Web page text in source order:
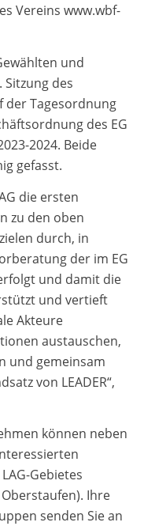
Vereins www.wbf-
und
des
der Tagesordnung
des EG
2024. Beide
gefasst.
die ersten
zu den oben
durch, in
der im EG
und damit die
und vertieft
Akteure
austauschen,
und gemeinsam
von LEADER“,
können neben
Gebietes
Ihre
senden Sie an